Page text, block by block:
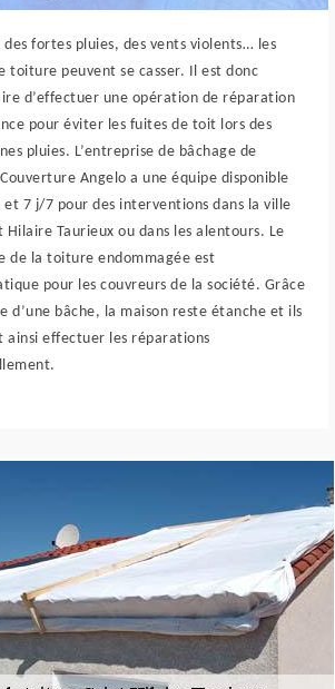
des fortes pluies, des vents violents… les
toiture peuvent se casser. Il est donc
d’effectuer une opération de réparation
pour éviter les fuites de toit lors des
pluies. L’entreprise de bâchage de
Angelo a une équipe disponible
et 7 j/7 pour des interventions dans la ville
Hilaire Taurieux ou dans les alentours. Le
de la toiture endommagée est
pour les couvreurs de la société. Grâce
d’une bâche, la maison reste étanche et ils
ainsi effectuer les réparations